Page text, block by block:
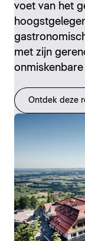
voet van het
met zijn
Ontdek deze